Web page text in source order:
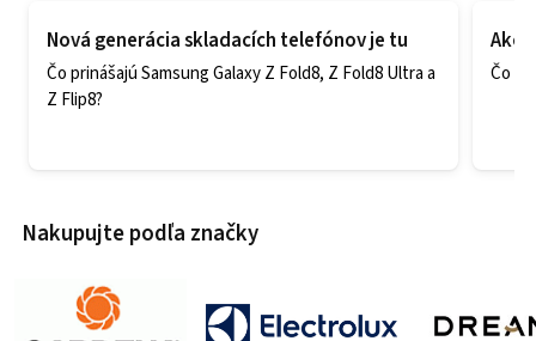
Nová generácia skladacích telefónov je tu
Čo prinášajú Samsung Galaxy Z Fold8, Z Fold8 Ultra a
Z Flip8?
Ako
Čo
Nakupujte podľa značky